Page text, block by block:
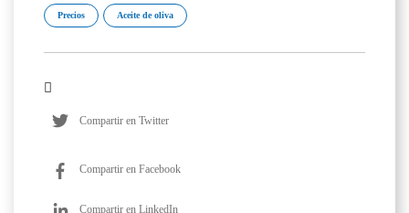
Precios Aceite de oliva
Compartir en Twitter
Compartir en Facebook
Compartir en LinkedIn